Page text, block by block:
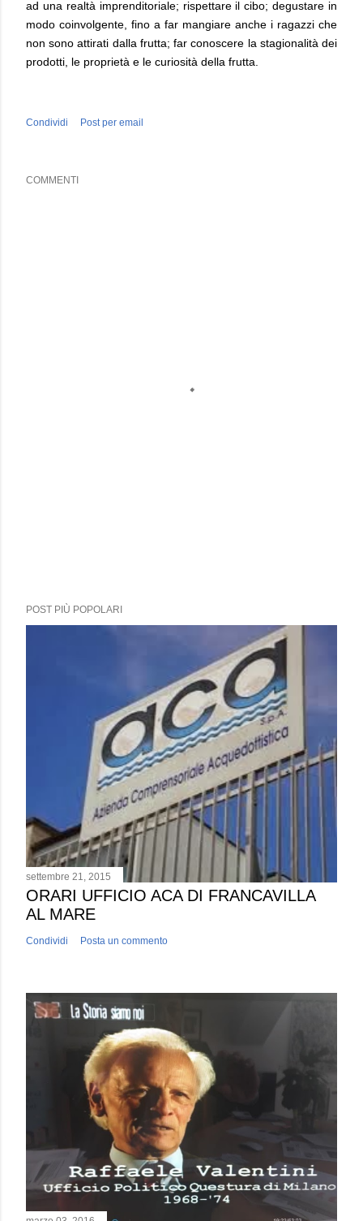
ad una realtà imprenditoriale; rispettare il cibo; degustare in
modo coinvolgente, fino a far mangiare anche i ragazzi che
non sono attirati dalla frutta; far conoscere la stagionalità dei
prodotti, le proprietà e le curiosità della frutta.
Condividi Post per email
COMMENTI
POST PIÙ POPOLARI
settembre 21, 2015
ORARI UFFICIO ACA DI FRANCAVILLA
AL MARE
Condividi Posta un commento